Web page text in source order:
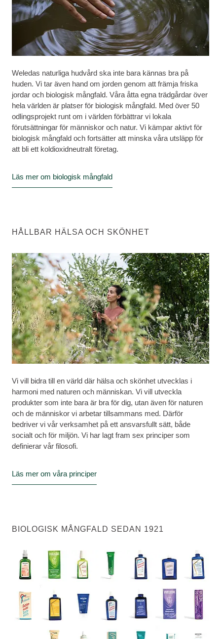
Weledas naturliga hudvård ska inte bara kännas bra på
huden. Vi tar även hand om jorden genom att främja friska
jordar och biologisk mångfald. Våra åtta egna trädgårdar över
hela världen är platser för biologisk mångfald. Med över 50
odlingsprojekt runt om i världen förbättrar vi lokala
förutsättningar för människor och natur. Vi kämpar aktivt för
biologisk mångfald och fortsätter att minska våra utsläpp för
att bli ett koldioxidneutralt företag.
Läs mer om biologisk mångfald
HÅLLBAR HÄLSA OCH SKÖNHET
Vi vill bidra till en värld där hälsa och skönhet utvecklas i
harmoni med naturen och människan. Vi vill utveckla
produkter som inte bara är bra för dig, utan även för naturen
och de människor vi arbetar tillsammans med. Därför
bedriver vi vår verksamhet på ett ansvarsfullt sätt, både
socialt och för miljön. Vi har lagt fram sex principer som
definierar vår filosofi.
Läs mer om våra principer
BIOLOGISK MÅNGFALD SEDAN 1921